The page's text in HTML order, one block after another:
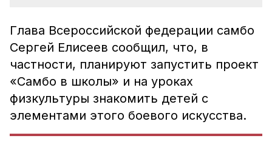
Глава Всероссийской федерации самбо
Сергей Елисеев сообщил, что, в
частности, планируют запустить проект
«Самбо в школы» и на уроках
физкультуры знакомить детей с
элементами этого боевого искусства.